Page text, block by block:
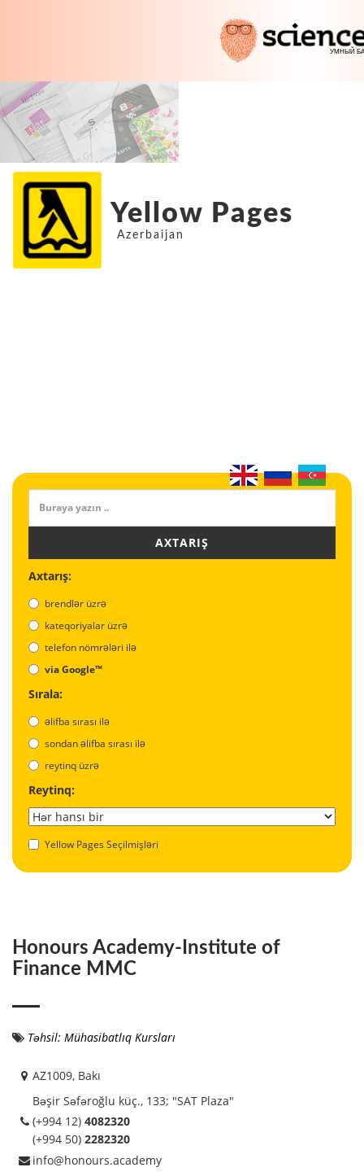
Yellow Pages
Azerbaijan
AXTARIŞ
Axtarış:
brendlər üzrə
kateqoriyalar üzrə
telefon nömrələri ilə
via Google™
Sırala:
əlifba sırası ilə
sondan əlifba sırası ilə
reytinq üzrə
Reytinq:
Yellow Pages Seçilmişləri
Honours Academy-Institute of
Finance MMC
Təhsil: Mühasibatlıq Kursları
AZ1009, Bakı
Bəşir Səfəroğlu küç., 133; "SAT Plaza"
(+994 12) 4082320
(+994 50) 2282320‬‬
info@honours.academy